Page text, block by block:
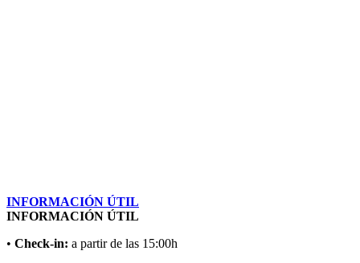
INFORMACIÓN ÚTIL
INFORMACIÓN ÚTIL
• Check-in: a partir de las 15:00h